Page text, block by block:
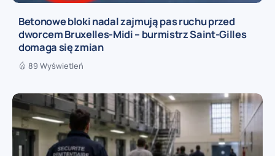
Betonowe bloki nadal zajmują pas ruchu przed
dworcem Bruxelles-Midi – burmistrz Saint-Gilles
domaga się zmian
89 Wyświetleń